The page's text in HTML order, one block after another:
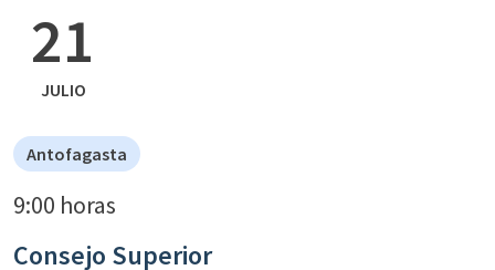
21
JULIO
Antofagasta
9:00 horas
Consejo Superior